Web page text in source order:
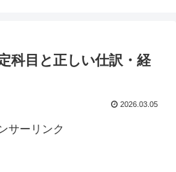
科目と正しい仕訳・経
2026.03.05
サーリンク